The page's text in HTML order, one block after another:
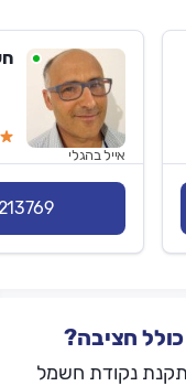
אייל בהגלי
חציבה?
נקודת חשמל